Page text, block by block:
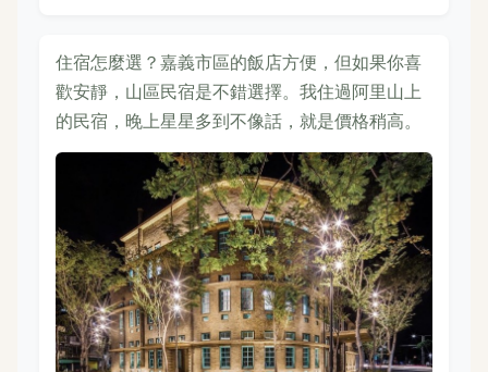
住宿怎麼選？嘉義市區的飯店方便，但如果你喜
歡安靜，山區民宿是不錯選擇。我住過阿里山上
的民宿，晚上星星多到不像話，就是價格稍高。